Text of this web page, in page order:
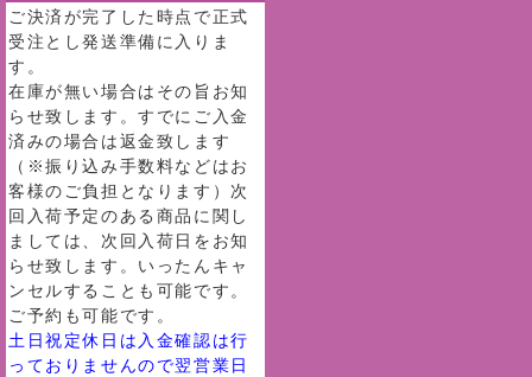
ご決済が完了した時点で正式
受注とし発送準備に入りま
す。
在庫が無い場合はその旨お知
らせ致します。すでにご入金
済みの場合は返金致します
（※振り込み手数料などはお
客様のご負担となります）次
回入荷予定のある商品に関し
ましては、次回入荷日をお知
らせ致します。いったんキャ
ンセルすることも可能です。
ご予約も可能です。
土日祝定休日は入金確認は行
っておりませんので翌営業日